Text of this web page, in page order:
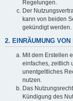
Regelungen.
Der
kann von beiden
gekündigt werden.
2. EINRÄUMUNG VON
Mit dem Erstellen
einfaches, zeitlich
unentgeltliches
nutzen.
Das
Kündigung des